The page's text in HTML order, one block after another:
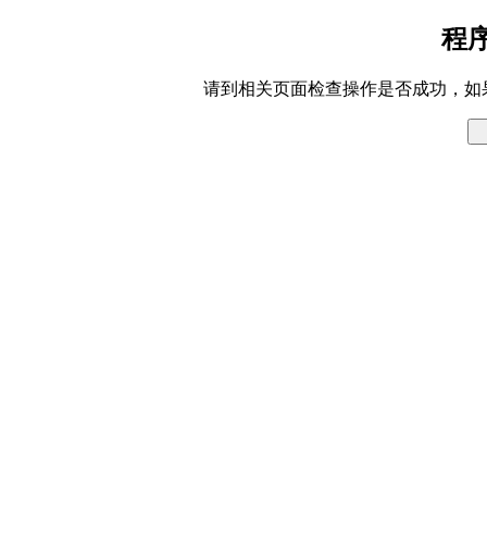
程
请到相关页面检查操作是否成功，